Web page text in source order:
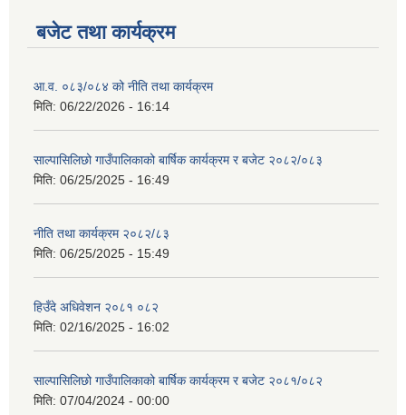
बजेट तथा कार्यक्रम
आ.व. ०८३/०८४ को नीति तथा कार्यक्रम
मिति: 06/22/2026 - 16:14
साल्पासिलिछो गाउँपालिकाको बार्षिक कार्यक्रम र बजेट २०८२/०८३
मिति: 06/25/2025 - 16:49
नीति तथा कार्यक्रम २०८२/८३
मिति: 06/25/2025 - 15:49
हिउँदे अधिवेशन २०८१ ०८२
मिति: 02/16/2025 - 16:02
साल्पासिलिछो गाउँपालिकाको बार्षिक कार्यक्रम र बजेट २०८१/०८२
मिति: 07/04/2024 - 00:00